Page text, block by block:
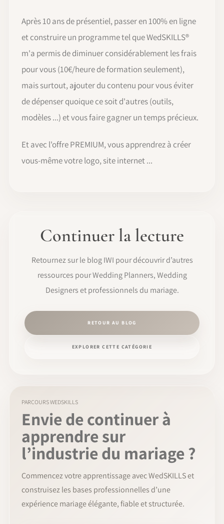
Après 10 ans de présentiel, passer en 100% en ligne
et construire un programme tel que WedSKILLS®
m'a permis de diminuer considérablement les frais
pour vous (10€/heure de formation seulement),
mais surtout, ajouter du contenu pour vous éviter
de dépenser quoique ce soit d'autres (outils,
modèles ...) et vous faire gagner un temps précieux.
Et avec l'offre PREMIUM, vous apprendrez à créer
vous-même votre logo, site internet ...
Continuer la lecture
Retournez sur le blog IWI pour découvrir d’autres
ressources pour Wedding Planners, Wedding
Designers et professionnels du mariage.
RETOUR AU BLOG
EXPLORER CETTE CATÉGORIE
PARCOURS WEDSKILLS
Envie de continuer à
apprendre sur
l’industrie du mariage ?
Commencez votre apprentissage avec WedSKILLS et
construisez les bases professionnelles d’une
expérience mariage élégante, fiable et structurée.